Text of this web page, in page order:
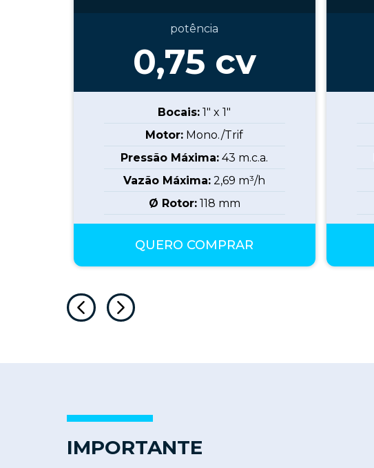
potência
0,75 cv
Bocais: 1" x 1"
Motor: Mono./Trif
Pressão Máxima: 43 m.c.a.
Vazão Máxima: 2,69 m³/h
Ø Rotor: 118 mm
QUERO COMPRAR
IMPORTANTE